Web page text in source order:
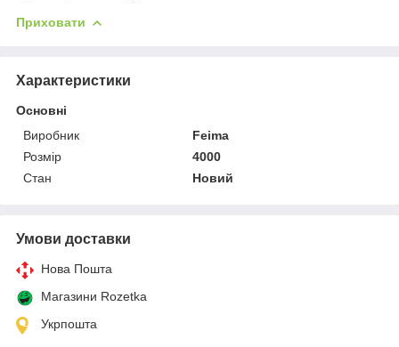
Приховати
Характеристики
Основні
Виробник
Feima
Розмір
4000
Стан
Новий
Умови доставки
Нова Пошта
Магазини Rozetka
Укрпошта